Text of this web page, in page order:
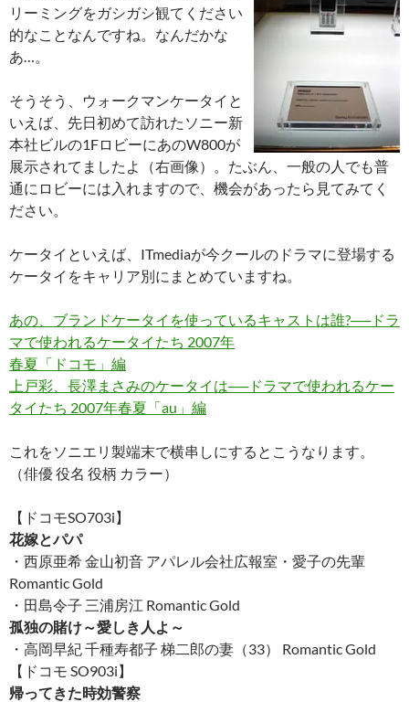
リーミングをガシガシ観てください
的なことなんですね。なんだかな
あ…。
そうそう、ウォークマンケータイと
いえば、先日初めて訪れたソニー新
本社ビルの1FロビーにあのW800が
展示されてましたよ（右画像）。たぶん、一般の人でも普
通にロビーには入れますので、機会があったら見てみてく
ださい。
ケータイといえば、ITmediaが今クールのドラマに登場する
ケータイをキャリア別にまとめていますね。
あの、ブランドケータイを使っているキャストは誰?──ドラ
マで使われるケータイたち 2007年
春夏「ドコモ」編
上戸彩、長澤まさみのケータイは──ドラマで使われるケー
タイたち 2007年春夏「au」編
これをソニエリ製端末で横串しにするとこうなります。
（俳優 役名 役柄 カラー）
【ドコモSO703i】
花嫁とパパ
・西原亜希 金山初音 アパレル会社広報室・愛子の先輩
Romantic Gold
・田島令子 三浦房江 Romantic Gold
孤独の賭け～愛しき人よ～
・高岡早紀 千種寿都子 梯二郎の妻（33） Romantic Gold
【ドコモ SO903i】
帰ってきた時効警察